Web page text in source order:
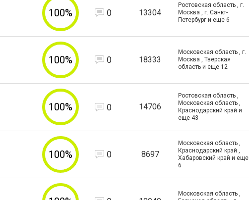
100% 0 13304
Ростовская область , г.
Москва , г. Санкт-
Петербург и еще 6
100% 0 18333
Московская область , г.
Москва , Тверская
область и еще 12
100% 0 14706
Ростовская область ,
Московская область ,
Краснодарский край и
еще 43
100% 0 8697
Московская область ,
Краснодарский край ,
Хабаровский край и еще
6
Московская область ,